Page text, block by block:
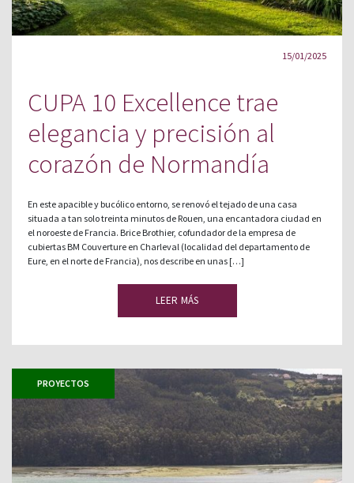
15/01/2025
CUPA 10 Excellence trae
elegancia y precisión al
corazón de Normandía
En este apacible y bucólico entorno, se renovó el tejado de una casa
situada a tan solo treinta minutos de Rouen, una encantadora ciudad en
el noroeste de Francia. Brice Brothier, cofundador de la empresa de
cubiertas BM Couverture en Charleval (localidad del departamento de
Eure, en el norte de Francia), nos describe en unas […]
LEER MÁS
PROYECTOS